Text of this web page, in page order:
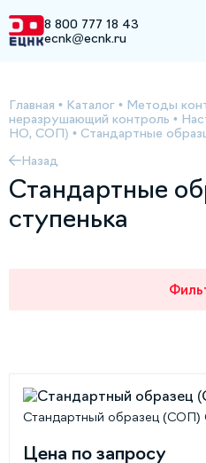
8 800 777 18 43
ecnk@ecnk.ru
Главная • Каталог • Методы
неразрушающий контроль •
НО, СОП) • Стандартные
Назад
Стандартные
ступенька
Стандартный образец (СОП)
Цена по запросу